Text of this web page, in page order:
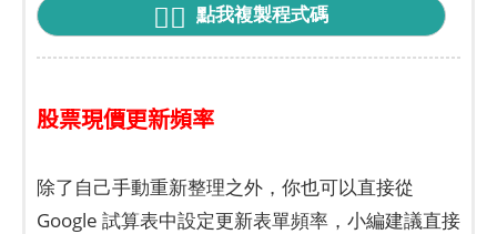
點我複製程式碼
股票現價更新頻率
除了自己手動重新整理之外，你也可以直接從
Google 試算表中設定更新表單頻率，小編建議直接